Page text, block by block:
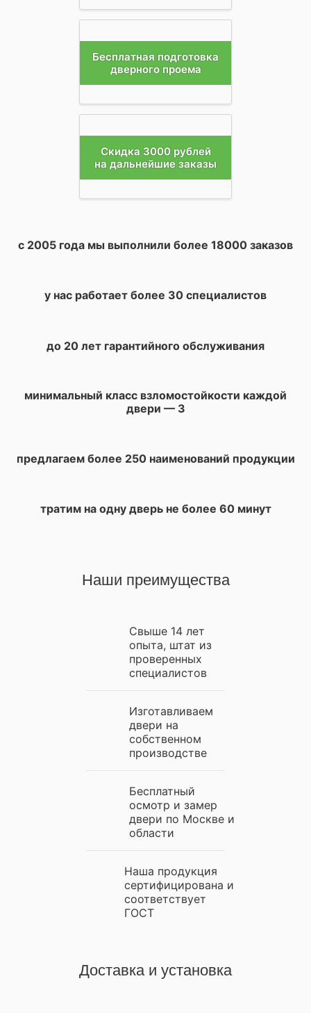
Бесплатная подготовка
дверного проема
Скидка 3000 рублей
на дальнейшие заказы
с 2005 года мы выполнили более 18000 заказов
у нас работает более 30 специалистов
до 20 лет гарантийного обслуживания
минимальный класс взломостойкости каждой
двери — 3
предлагаем более 250 наименований продукции
тратим на одну дверь не более 60 минут
Наши преимущества
Свыше 14 лет
опыта, штат из
проверенных
специалистов
Изготавливаем
двери на
собственном
производстве
Бесплатный
осмотр и замер
двери по Москве и
области
Наша продукция
сертифицирована и
соответствует
ГОСТ
Доставка и установка